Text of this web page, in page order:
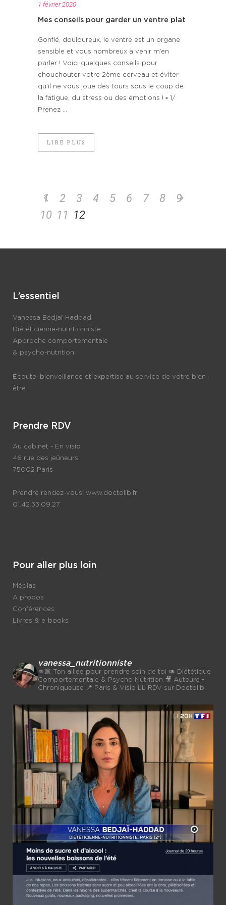
1 février 2020
Mes conseils pour garder un ventre plat
Gonflé, douloureux, le ventre est un organe
sensible et vous nombreux à venir m’en
parler ! Voici quelques conseils pour
chouchouter votre 2ème cerveau et éviter
qu’il ne vous joue des tours sous le coup de
la fatigue, du stress ou des émotions ! ▫️ 1/
Prenez ...
LIRE PLUS
1 2 3 4 5 6 7 8
9
10 11 12
L’essentiel
Vanessa Bedjaï-Haddad
Diététicienne-nutritionniste
Approche comportementale
& psycho-nutrition
Écoute, bienveillance et expertise au service de votre bien-
être.
Prendre RDV
Au cabinet - En visio
46 rue des jeûneurs
75002 Paris
Prendre rendez-vous: www.doctolib.fr
01.42.33.09.27
Pour aller plus loin
Médias
A propos
Conférences
Livres & e-books
vanessa_nutritionniste
👊🏼 Ton alliée pour prendre soin de toi 🥑 Diététique
Comportementale & Psycho Nutrition 🎥 Auteure •
Chroniqueuse 📍 Paris & Visio 👉🏼 RDV sur Doctolib